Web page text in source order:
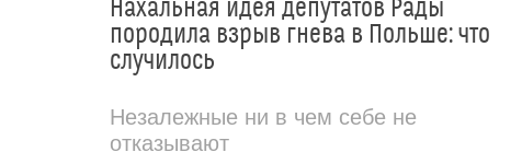
Нахальная идея депутатов Рады
породила взрыв гнева в Польше: что
случилось
Незалежные ни в чем себе не
отказывают